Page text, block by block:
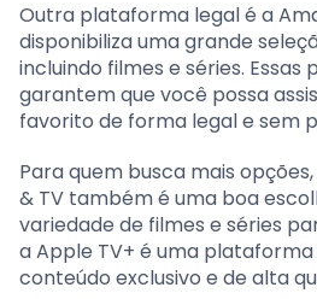
Outra plataforma legal é a
disponibiliza uma grande
incluindo filmes e séries. Essas
garantem que você possa
favorito de forma legal e sem
Para quem busca mais
& TV também é uma boa
variedade de filmes e séries
a Apple TV+ é uma
conteúdo exclusivo e de alta